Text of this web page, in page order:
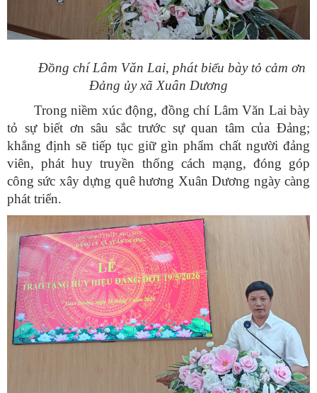
Đồng chí Lâm Văn Lai, phát biểu bày tỏ cảm ơn
Đảng ủy xã Xuân Dương
Trong niềm xúc động, đồng chí Lâm Văn Lai bày
tỏ sự biết ơn sâu sắc trước sự quan tâm của Đảng;
khẳng định sẽ tiếp tục giữ gìn phẩm chất người đảng
viên, phát huy truyền thống cách mạng, đóng góp
công sức xây dựng quê hương Xuân Dương ngày càng
phát triển.